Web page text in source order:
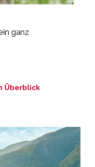
ganz
Überblick